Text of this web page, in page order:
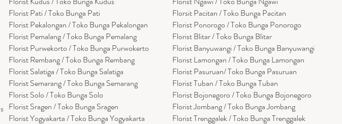
Florist Pati / Toko Bunga Pati
Florist Pekalongan / Toko Bunga Pekalongan
Florist Pemalang / Toko Bunga Pemalang
Florist Purwekorto / Toko Bunga Purwokerto
Florist Rembang / Toko Bunga Rembang
Florist Salatiga / Toko Bunga Salatiga
Florist Semarang / Toko Bunga Semarang
Florist Solo / Toko Bunga Solo
Florist Sragen / Toko Bunga Sragen
Florist Yogyakarta / Toko Bunga Yogyakarta
Florsit Pacitan / Toko Bunga Pacitan
Florist Ponorogo / Toko Bunga Ponorogo
Florist Blitar / Toko Bunga Blitar
Florist Banyuwangi / Toko Bunga Banyuwangi
Florist Lamongan / Toko Bunga Lamongan
Florist Pasuruan/ Toko Bunga Pasuruan
Florist Tuban / Toko Bunga Tuban
Florist Bojonegoro / Toko Bunga Bojonegoro
Florist Jombang / Toko Bunga Jombang
Florist Trenggalek / Toko Bunga Trenggalek